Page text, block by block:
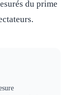
du prime